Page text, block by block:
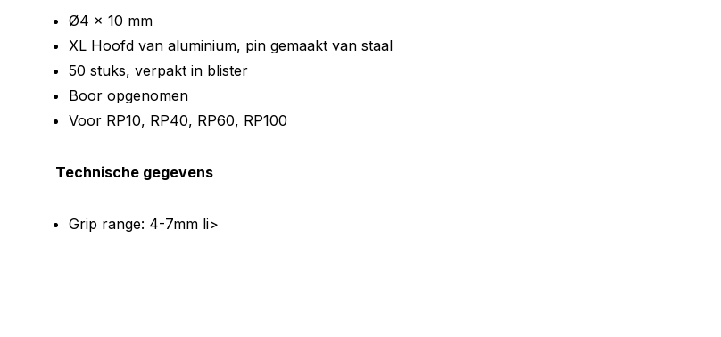
Ø4 x 10 mm
XL Hoofd van aluminium, pin gemaakt van staal
50 stuks, verpakt in blister
Boor opgenomen
Voor RP10, RP40, RP60, RP100
Technische gegevens
Grip range: 4-7mm li>